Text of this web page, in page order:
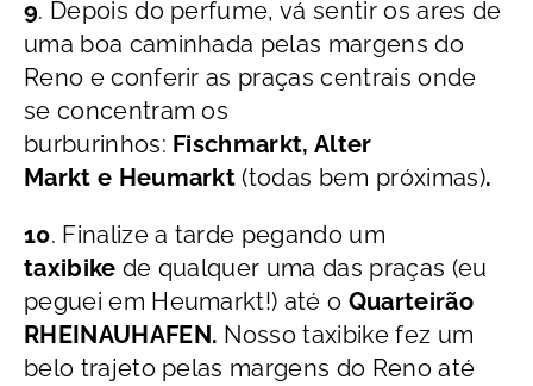
9. Depois do perfume, vá sentir os ares de
uma boa caminhada pelas margens do
Reno e conferir as praças centrais onde
se concentram os
burburinhos: Fischmarkt, Alter
Markt e Heumarkt(todas bem próximas).
10. Finalize a tarde pegando um
taxibike de qualquer uma das praças (eu
peguei em Heumarkt!) até o Quarteirão
RHEINAUHAFEN. Nosso taxibike fez um
belo trajeto pelas margens do Reno até